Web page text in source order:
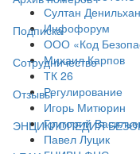
Подписка
Сотрудничество
Отзывы
ЭНЦИКЛОПЕДИЯ
Султан
Инфофорум
ООО «Код
Михаил Карпов
ТК 26
Регулирование
Игорь Митюрин
Григорий
Павел Луцик